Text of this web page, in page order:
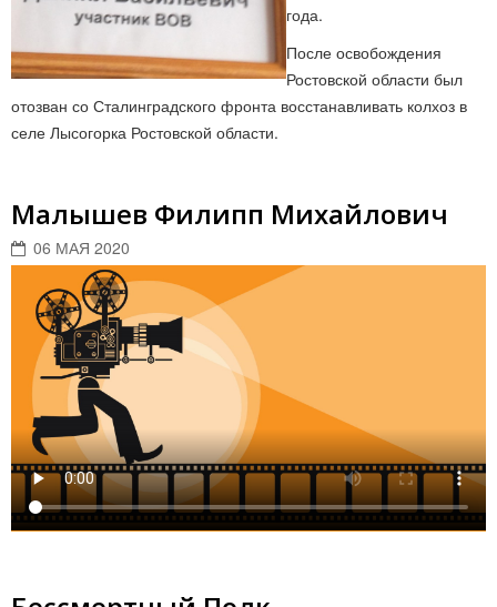
года.
После освобождения
Ростовской области был
отозван со Сталинградского фронта восстанавливать колхоз в
селе Лысогорка Ростовской области.
Малышев Филипп Михайлович
06 МАЯ 2020